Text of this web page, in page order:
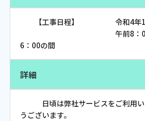
対応エリア
お電話でのお問い合
受付時間：9:30〜18:00 年
【工事日程】 令和4年11月
午前8：00 か
6：00の間
詳細
日頃は弊社サービスをご利用い
うございます。